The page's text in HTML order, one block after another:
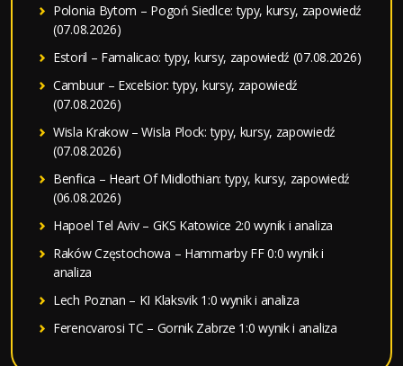
Polonia Bytom – Pogoń Siedlce: typy, kursy, zapowiedź
(07.08.2026)
Estoril – Famalicao: typy, kursy, zapowiedź (07.08.2026)
Cambuur – Excelsior: typy, kursy, zapowiedź
(07.08.2026)
Wisla Krakow – Wisla Plock: typy, kursy, zapowiedź
(07.08.2026)
Benfica – Heart Of Midlothian: typy, kursy, zapowiedź
(06.08.2026)
Hapoel Tel Aviv – GKS Katowice 2:0 wynik i analiza
Raków Częstochowa – Hammarby FF 0:0 wynik i
analiza
Lech Poznan – KI Klaksvik 1:0 wynik i analiza
Ferencvarosi TC – Gornik Zabrze 1:0 wynik i analiza